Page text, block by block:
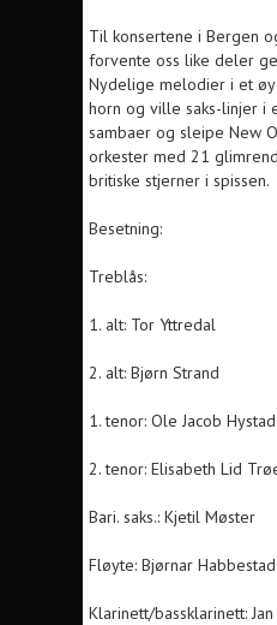
Til konsertene i Bergen
forvente oss like deler
Nydelige melodier i et
horn og ville saks-linjer i
sambaer og sleipe New
orkester med 21
britiske stjerner i spissen.
Besetning:
Treblås:
1. alt: Tor Yttredal
2. alt: Bjørn Strand
1. tenor: Ole Jacob Hystad
2. tenor: Elisabeth Lid
Bari. saks.: Kjetil Møster
Fløyte: Bjørnar Habbestad
Klarinett/bassklarinett: